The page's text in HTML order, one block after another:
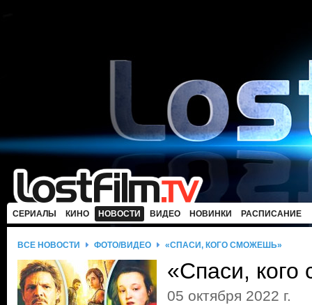
СЕРИАЛЫ КИНО НОВОСТИ ВИДЕО НОВИНКИ РАСПИСАНИЕ
ВСЕ НОВОСТИ ФОТО/ВИДЕО «СПАСИ, КОГО СМОЖЕШЬ»
«Спаси,
05 октября 2022 г.